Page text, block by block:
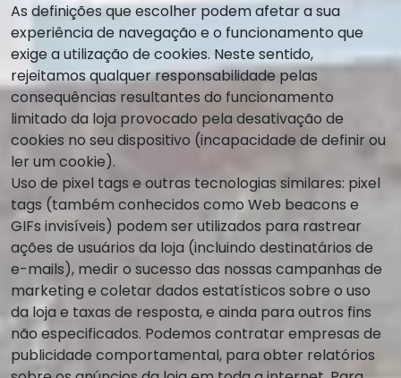
As definições que escolher podem afetar a sua
experiência de navegação e o funcionamento que
exige a utilização de cookies. Neste sentido,
rejeitamos qualquer responsabilidade pelas
consequências resultantes do funcionamento
limitado da loja provocado pela desativação de
cookies no seu dispositivo (incapacidade de definir ou
ler um cookie).
Uso de pixel tags e outras tecnologias similares: pixel
tags (também conhecidos como Web beacons e
GIFs invisíveis) podem ser utilizados para rastrear
ações de usuários da loja (incluindo destinatários de
e-mails), medir o sucesso das nossas campanhas de
marketing e coletar dados estatísticos sobre o uso
da loja e taxas de resposta, e ainda para outros fins
não especificados. Podemos contratar empresas de
publicidade comportamental, para obter relatórios